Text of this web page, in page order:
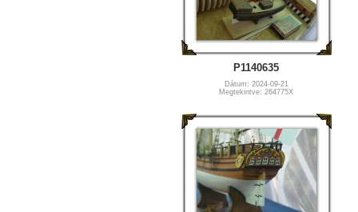
P1140635
Dátum: 2024-09-21
Megtekintve: 264775X